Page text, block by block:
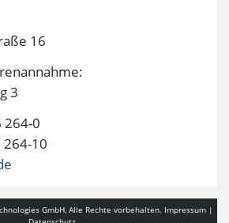
16
3
264-0
264-10
GmbH, Alle Rechte vorbehalten. Impressum |